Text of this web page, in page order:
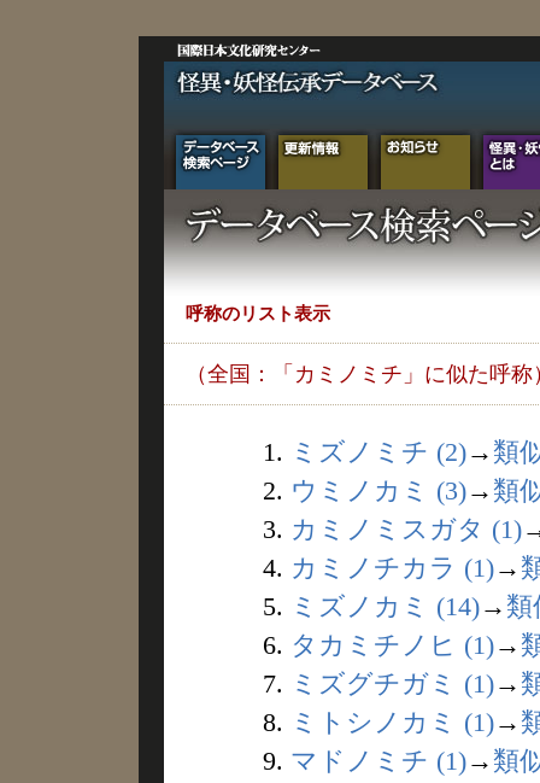
呼称のリスト表示
（全国：「カミノミチ」に似た呼称
1. ミズノミチ (2)→ 類
2. ウミノカミ (3)→ 類
3. カミノミスガタ (1)
4. カミノチカラ (1)→
5. ミズノカミ (14)→ 類
6. タカミチノヒ (1)→
7. ミズグチガミ (1)→
8. ミトシノカミ (1)→
9. マドノミチ (1)→ 類